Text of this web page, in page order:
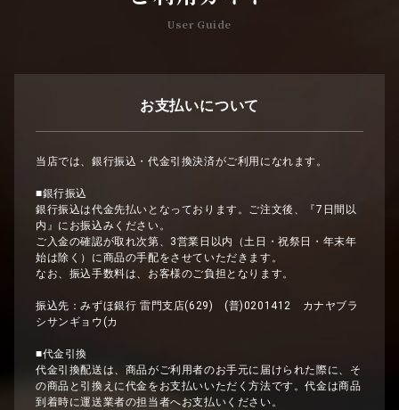
User Guide
お支払いについて
当店では、銀行振込・代金引換決済がご利用になれます。
■銀行振込
銀行振込は代金先払いとなっております。ご注文後、『7日間以
内』にお振込みください。
ご入金の確認が取れ次第、3営業日以内（土日・祝祭日・年末年
始は除く）に商品の手配をさせていただきます。
なお、振込手数料は、お客様のご負担となります。
振込先：みずほ銀行 雷門支店(629) (普)0201412 カナヤブラ
シサンギョウ(カ
■代金引換
代金引換配送は、商品がご利用者のお手元に届けられた際に、そ
の商品と引換えに代金をお支払いいただく方法です。代金は商品
到着時に運送業者の担当者へお支払いください。